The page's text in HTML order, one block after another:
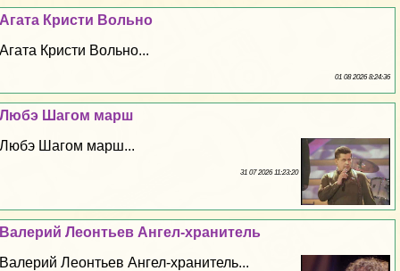
Агата Кристи Вольно
Агата Кристи Вольно...
01 08 2026 8:24:36
Любэ Шагом марш
Любэ Шагом марш...
31 07 2026 11:23:20
Валерий Леонтьев Ангел-хранитель
Валерий Леонтьев Ангел-хранитель...